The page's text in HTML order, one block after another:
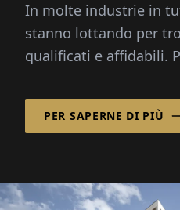
In molte industrie in
stanno lottando per
qualificati e affidabili.
PER SAPERNE DI PIÙ